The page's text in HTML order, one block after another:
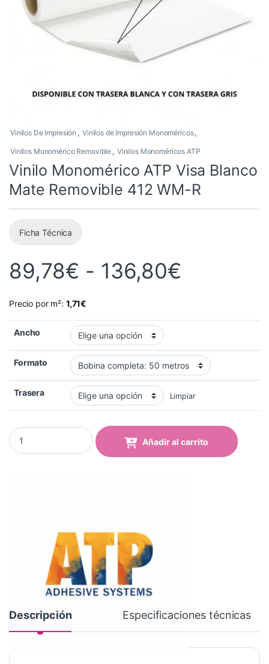
Vinilos De Impresión , Vinilos de Impresión Monoméricos,
Vinilos Monomérico Removible , Vinilos Monoméricos ATP
Vinilo Monomérico ATP Visa Blanco
Mate Removible 412 WM-R
Ficha Técnica
89,78€ - 136,80€
Precio por m²: 1,71€
Ancho
Formato
Trasera Limpiar
Vinilo Monomérico ATP Visa Blanco Mate Removible 412 WM-R
Añadir al carrito
Descripción Especificaciones técnicas